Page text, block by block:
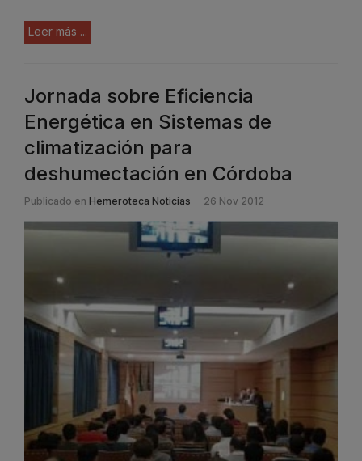
Leer más ...
Jornada sobre Eficiencia
Energética en Sistemas de
climatización para
deshumectación en Córdoba
Publicado en Hemeroteca Noticias 26 Nov 2012